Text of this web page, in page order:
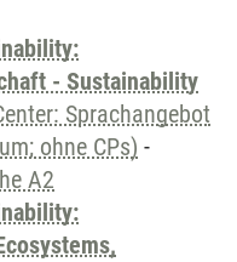
- Sustainability
Sprachangebot
ohne CPs) -
A2